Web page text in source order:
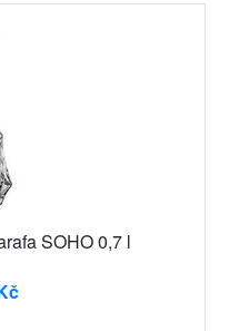
SOHO 0,7 l